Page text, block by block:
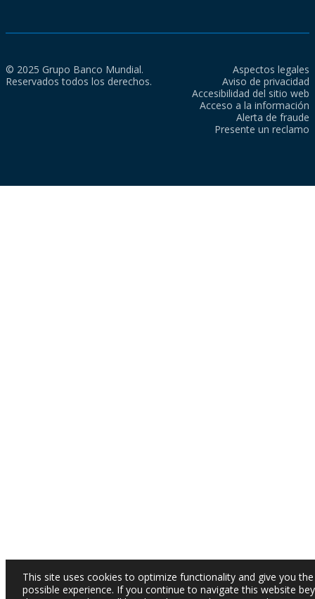
© 2025 Grupo Banco Mundial.
Reservados todos los derechos.
Aspectos legales
Aviso de privacidad
Accesibilidad del sitio web
Acceso a la información
Alerta de fraude
Presente un reclamo
This site uses cookies to optimize functionality and give you
possible experience. If you continue to navigate this website